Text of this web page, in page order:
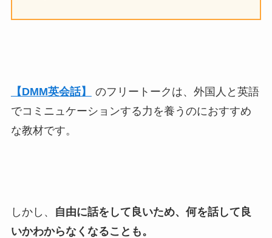
【DMM英会話】
のフリートークは、外国人と英語
でコミニュケーションする力を養うのにおすすめ
な教材です。
しかし、
自由に話をして良いため、何を話して良
いかわからなくなることも。